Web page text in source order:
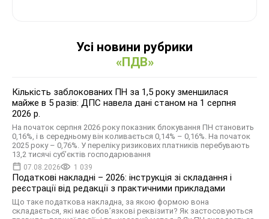
Усі новини рубрики
«ПДВ»
Кількість заблокованих ПН за 1,5 року зменшилася
майже в 5 разів: ДПС навела дані станом на 1 серпня
2026 р.
На початок серпня 2026 року показник блокування ПН становить
0,16%, і в середньому він коливається 0,14% – 0,16%. На початок
2025 року – 0,76%. У переліку ризикових платників перебувають
13,2 тисячі суб’єктів господарювання
07.08.2026 1 039
Податкові накладні – 2026: інструкція зі складання і
реєстрації від редакції з практичними прикладами
Що таке податкова накладна, за якою формою вона
складається, які має обов’язкові реквізити? Як застосовуються